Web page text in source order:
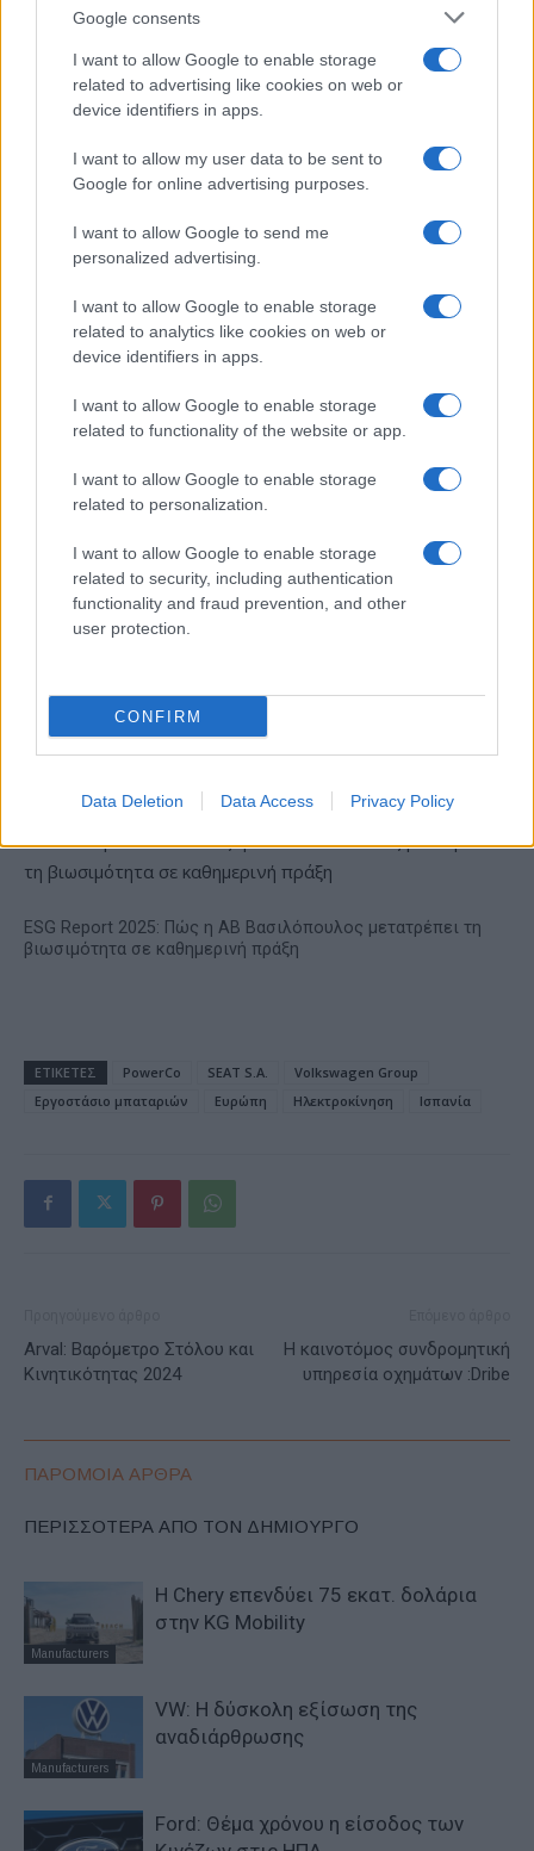
Google consents
I want to allow Google to enable storage
related to advertising like cookies on web or
device identifiers in apps.
I want to allow my user data to be sent to
Google for online advertising purposes.
I want to allow Google to send me
personalized advertising.
I want to allow Google to enable storage
related to analytics like cookies on web or
device identifiers in apps.
I want to allow Google to enable storage
related to functionality of the website or app.
I want to allow Google to enable storage
related to personalization.
I want to allow Google to enable storage
related to security, including authentication
functionality and fraud prevention, and other
user protection.
CONFIRM
Data Deletion Data Access Privacy Policy
14% ο τζίρος στο α'
εξάμηνο, στα 4,3 δισ. ευρώ
EBITDA
ΥΠΕΘΟΟ: Νέες επενδύσεις
της αναδιάρθρωσης
18η συνεχόμενη χρονιά για
τον ΟΤΕ στη διεθνή σειρά
δεικτών FTSE4Good
Alpha Bank: Για πρώτη φορά το Αρχαίο Θέατρο Επιδαύρου
ESG Report 2025: Πώς η ΑΒ Βασιλόπουλος μετατρέπει τη
βιωσιμότητα σε καθημερινή πράξη
ΕΤΙΚΕΤΕΣ PowerCo SEAT S.A.
Volkswagen Group
Εργοστάσιο μπαταριών
Ευρώπη Ηλεκτροκίνηση Ισπανία
Arval: Βαρόμετρο Στόλου και
Κινητικότητας 2024
Η καινοτόμος συνδρομητική
υπηρεσία οχημάτων :Dribe
ΠΑΡΟΜΟΙΑ ΑΡΘΡΑ
ΠΕΡΙΣΣΟΤΕΡΑ ΑΠΟ ΤΟΝ ΔΗΜΙΟΥΡΓΟ
Manufacturers
Η Chery επενδύει 75 εκατ. δολάρια
στην KG Mobility
Manufacturers
VW: Η δύσκολη εξίσωση της
αναδιάρθρωσης
Ford: Θέμα χρόνου η είσοδος των